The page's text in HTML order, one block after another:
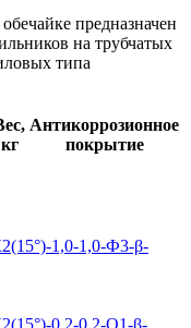
предназначен
на трубчатых
типа
кг
Антикоррозионное
покрытие
1,0-1,0-Ф3-β-
0,2-0,2-О1-β-